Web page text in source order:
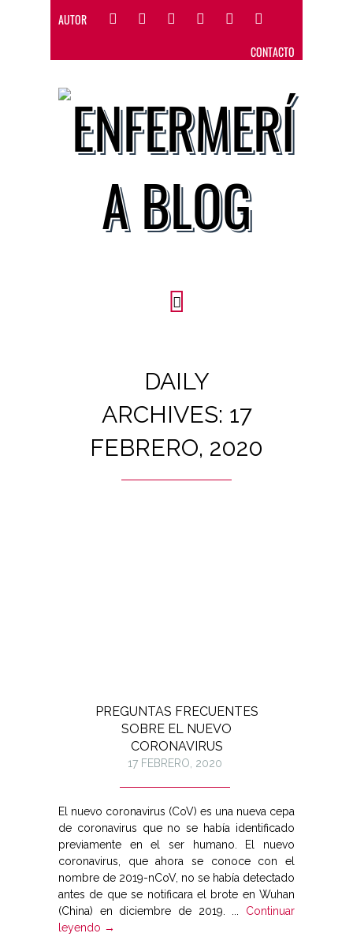
AUTOR
CONTACTO
DAILY
ARCHIVES: 17
FEBRERO, 2020
PREGUNTAS FRECUENTES
SOBRE EL NUEVO
CORONAVIRUS
17 FEBRERO, 2020
El nuevo coronavirus (CoV) es una nueva cepa
de coronavirus que no ‎se había identificado
previamente en el ser humano. El nuevo
‎coronavirus, que ahora se conoce con el
nombre de 2019-nCoV, no se ‎había detectado
antes de que se notificara el brote en Wuhan
(China) ‎en diciembre de 2019.‎ ... Continuar
leyendo →